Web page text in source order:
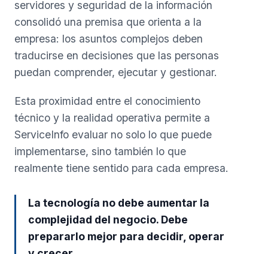
servidores y seguridad de la información
consolidó una premisa que orienta a la
empresa: los asuntos complejos deben
traducirse en decisiones que las personas
puedan comprender, ejecutar y gestionar.
Esta proximidad entre el conocimiento
técnico y la realidad operativa permite a
ServiceInfo evaluar no solo lo que puede
implementarse, sino también lo que
realmente tiene sentido para cada empresa.
La tecnología no debe aumentar la
complejidad del negocio. Debe
prepararlo mejor para decidir, operar